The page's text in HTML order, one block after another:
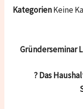
KategorienKeine
Gründerseminar
? Das